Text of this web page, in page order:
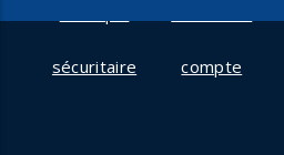
sécuritaire compte